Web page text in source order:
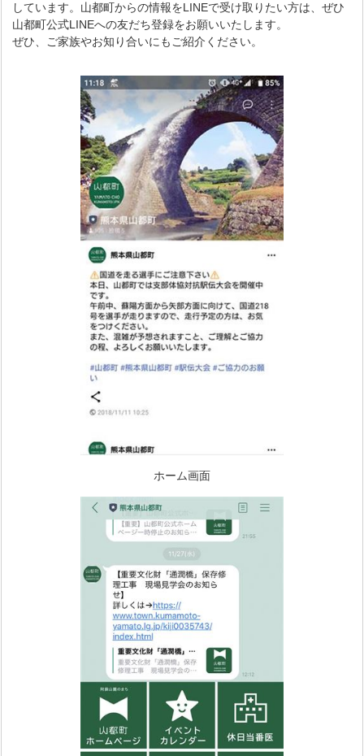
しています。山都町からの情報をLINEで受け取りたい方は、ぜひ
山都町公式LINEへの友だち登録をお願いいたします。
ぜひ、ご家族やお知り合いにもご紹介ください。
ホーム画面